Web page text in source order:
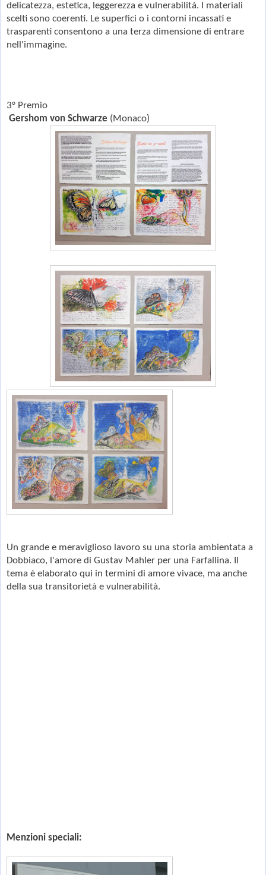
delicatezza, estetica, leggerezza e vulnerabilità. I materiali
scelti sono coerenti. Le superfici o i contorni incassati e
trasparenti consentono a una terza dimensione di entrare
nell'immagine.
3° Premio
Gershom von Schwarze (Monaco)
Un grande e meraviglioso lavoro su una storia ambientata a
Dobbiaco, l'amore di Gustav Mahler per una Farfallina. Il
tema è elaborato qui in termini di amore vivace, ma anche
della sua transitorietà e vulnerabilità.
Menzioni speciali: